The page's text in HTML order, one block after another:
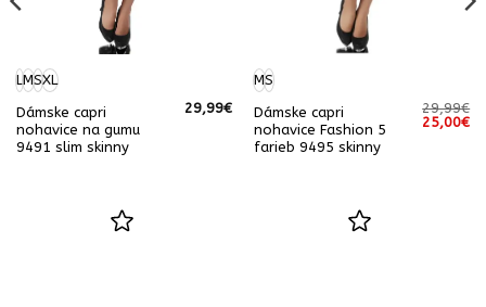
LMSXL
Dámske capri
nohavice na gumu
9491 slim skinny
29,99€
MS
Dámske capri
nohavice Fashion 5
farieb 9495 skinny
29,99€
Pôvodná
25,00€